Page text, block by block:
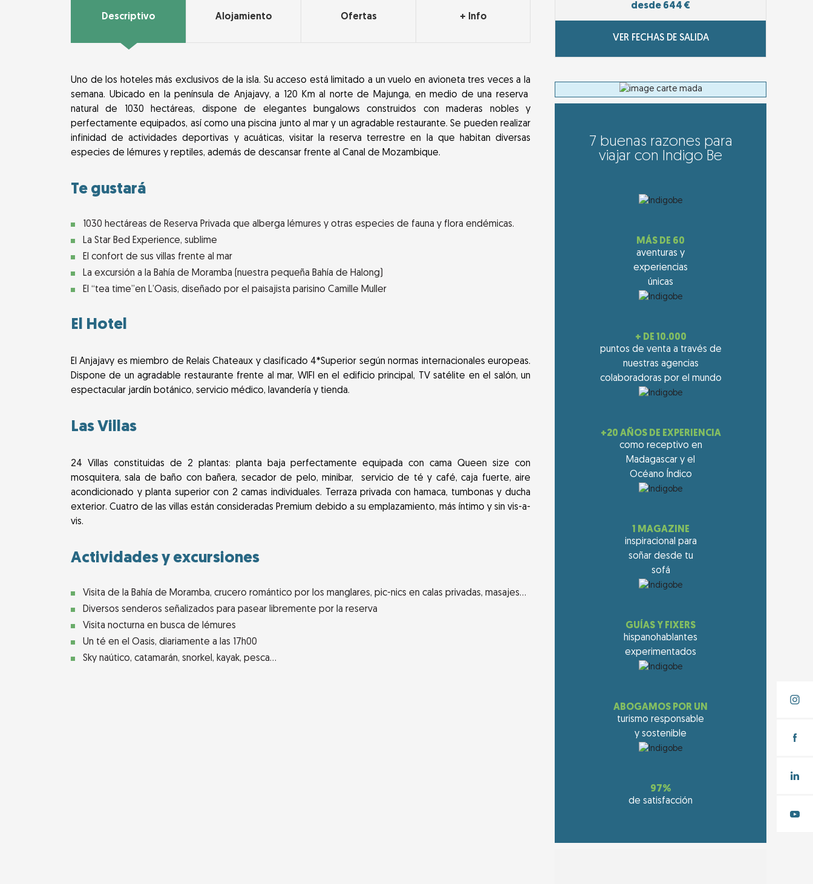
Descriptivo Alojamiento Ofertas + Info
Uno de los hoteles más exclusivos de la isla. Su acceso está limitado a un vuelo en avioneta tres veces a la
semana. Ubicado en la península de Anjajavy, a 120 Km al norte de Majunga, en medio de una reserva
natural de 1030 hectáreas, dispone de elegantes bungalows construidos con maderas nobles y
perfectamente equipados, así como una piscina junto al mar y un agradable restaurante. Se pueden realizar
infinidad de actividades deportivas y acuáticas, visitar la reserva terrestre en la que habitan diversas
especies de lémures y reptiles, además de descansar frente al Canal de Mozambique.
Te gustará
1030 hectáreas de Reserva Privada que alberga lémures y otras especies de fauna y flora endémicas.
La Star Bed Experience, sublime
El confort de sus villas frente al mar
La excursión a la Bahía de Moramba (nuestra pequeña Bahía de Halong)
El “tea time”en L’Oasis, diseñado por el paisajista parisino Camille Muller
El Hotel
El Anjajavy es miembro de Relais Chateaux y clasificado 4*Superior según normas internacionales europeas.
Dispone de un agradable restaurante frente al mar, WIFI en el edificio principal, TV satélite en el salón, un
espectacular jardín botánico, servicio médico, lavandería y tienda.
Las Villas
24 Villas constituidas de 2 plantas: planta baja perfectamente equipada con cama Queen size con
mosquitera, sala de baño con bañera, secador de pelo, minibar, servicio de té y café, caja fuerte, aire
acondicionado y planta superior con 2 camas individuales. Terraza privada con hamaca, tumbonas y ducha
exterior. Cuatro de las villas están consideradas Premium debido a su emplazamiento, más íntimo y sin vis-a-
vis.
Actividades y excursiones
Visita de la Bahía de Moramba, crucero romántico por los manglares, pic-nics en calas privadas, masajes…
Diversos senderos señalizados para pasear libremente por la reserva
Visita nocturna en busca de lémures
Un té en el Oasis, diariamente a las 17h00
Sky naútico, catamarán, snorkel, kayak, pesca…
desde 644 €
VER FECHAS DE SALIDA
7 buenas razones para
viajar con Indigo Be
MÁS DE 60
aventuras y
experiencias
únicas
+ DE 10.000
puntos de venta a través de
nuestras agencias
colaboradoras por el mundo
+20 AÑOS DE EXPERIENCIA
como receptivo en
Madagascar y el
Océano Índico
1 MAGAZINE
inspiracional para
soñar desde tu
sofá
GUÍAS Y FIXERS
hispanohablantes
experimentados
ABOGAMOS POR UN
turismo responsable
y sostenible
97%
de satisfacción